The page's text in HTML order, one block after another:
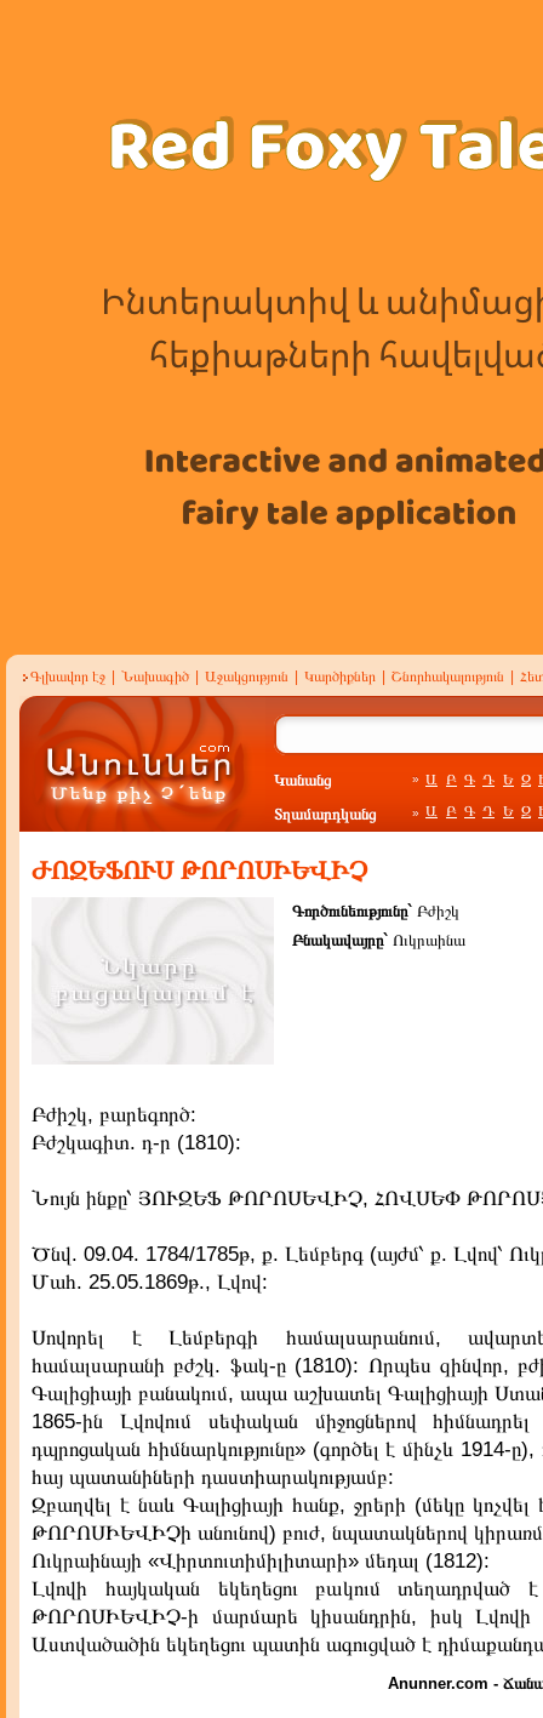
Գլխավոր էջ Նախագիծ Աջակցություն Կարծիքներ Շնորհակալություն
Կանանց » Ա Բ Գ Դ Ե Զ
Տղամարդկանց » Ա Բ Գ Դ Ե Զ
ԺՈԶԵՖՈՒՍ ԹՈՐՈՍԻԵՎԻՉ
Գործունեությունը` Բժիշկ
Բնակավայրը` Ուկրաինա
Բժիշկ, բարեգործ:
Բժշկագիտ. դ-ր (1810):
Նույն ինքը՝ ՅՈՒԶԵՖ ԹՈՐՈՍԵՎԻՉ, ՀՈՎՍԵՓ
Ծնվ. 09.04. 1784/1785թ, ք. Լեմբերգ (այժմ՝ ք. Լվով՝
Մահ. 25.05.1869թ., Լվով:
Սովորել է Լեմբերգի համալսարանում,
համալսարանի բժշկ. ֆակ-ը (1810): Որպես զինվոր,
Գալիցիայի բանակում, ապա աշխատել Գալիցիայի
1865-ին Լվովում սեփական միջոցներով
դպրոցական հիմնարկությունը» (գործել է մինչև 1914-
հայ պատանիների դաստիարակությամբ:
Զբաղվել է նաև Գալիցիայի հանք, ջրերի (մեկը
ԹՈՐՈՍԻԵՎԻՉի անունով) բուժ, նպատակներով
Ուկրաինայի «Վիրտուտիմիլիտարի» մեդալ (1812):
Լվովի հայկական եկեղեցու բակում
ԹՈՐՈՍԻԵՎԻՉ-ի մարմարե կիսանդրին, իսկ Լվովի
Աստվածածին եկեղեցու պատին ագուցված է
Anunner.com -